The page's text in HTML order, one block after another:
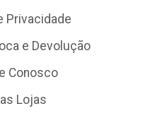
Privacidade
e Devolução
Conosco
Lojas